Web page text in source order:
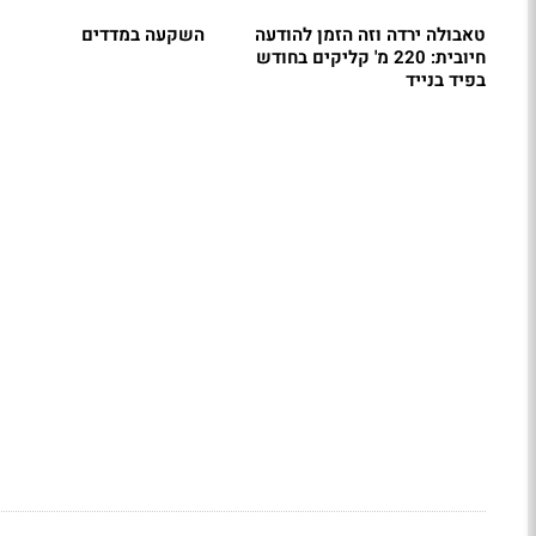
טאבולה ירדה וזה הזמן להודעה
חיובית: 220 מ' קליקים בחודש
בפיד בנייד
השקעה במדדים